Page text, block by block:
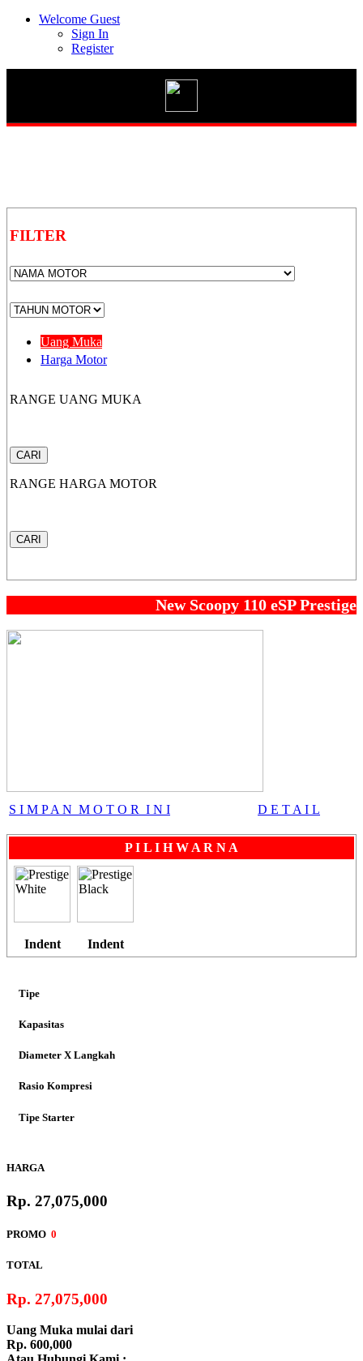
CRF 150L
SH 150i
PCX Hybrid
Welcome Guest
Sign In
Register
FILTER
Uang Muka
Harga Motor
RANGE UANG MUKA
CARI
RANGE HARGA MOTOR
CARI
New Scoopy 110 eSP Prestige
S I M P A N M O T O R I N I D E T A I L
P I L I H W A R N A
Indent Indent
Tipe
Kapasitas
Diameter X Langkah
Rasio Kompresi
Tipe Starter
HARGA
Rp. 27,075,000
PROMO 0
TOTAL
Rp. 27,075,000
Uang Muka mulai dari
Rp. 600,000